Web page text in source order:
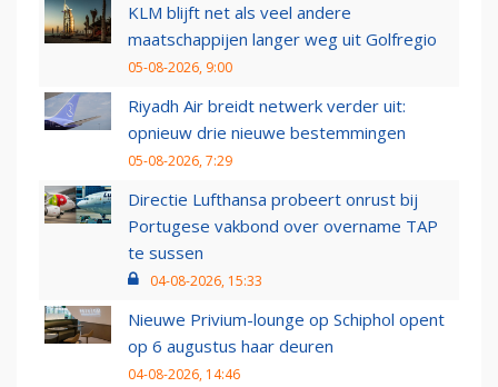
KLM blijft net als veel andere
maatschappijen langer weg uit Golfregio
05-08-2026, 9:00
Riyadh Air breidt netwerk verder uit:
opnieuw drie nieuwe bestemmingen
05-08-2026, 7:29
Directie Lufthansa probeert onrust bij
Portugese vakbond over overname TAP
te sussen
04-08-2026, 15:33
Nieuwe Privium-lounge op Schiphol opent
op 6 augustus haar deuren
04-08-2026, 14:46